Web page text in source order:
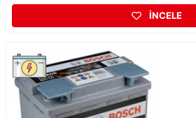
İNCELE